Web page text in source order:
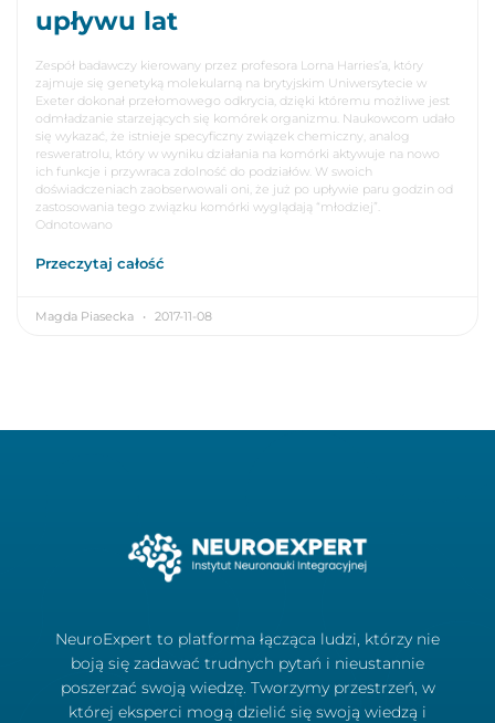
upływu lat
Zespół badawczy kierowany przez profesora Lorna Harries’a, który
zajmuje się genetyką molekularną na brytyjskim Uniwersytecie w
Exeter dokonał przełomowego odkrycia, dzięki któremu możliwe jest
odmładzanie starzejących się komórek organizmu. Naukowcom udało
się wykazać, że istnieje specyficzny związek chemiczny, analog
resweratrolu, który w wyniku działania na komórki aktywuje na nowo
ich funkcje i przywraca zdolność do podziałów. W swoich
doświadczeniach zaobserwowali oni, że już po upływie paru godzin od
zastosowania tego związku komórki wyglądają “młodziej”.
Odnotowano
Przeczytaj całość
Magda Piasecka 2017-11-08
NeuroExpert to platforma łącząca ludzi, którzy nie
boją się zadawać trudnych pytań i nieustannie
poszerzać swoją wiedzę. Tworzymy przestrzeń, w
której eksperci mogą dzielić się swoją wiedzą i